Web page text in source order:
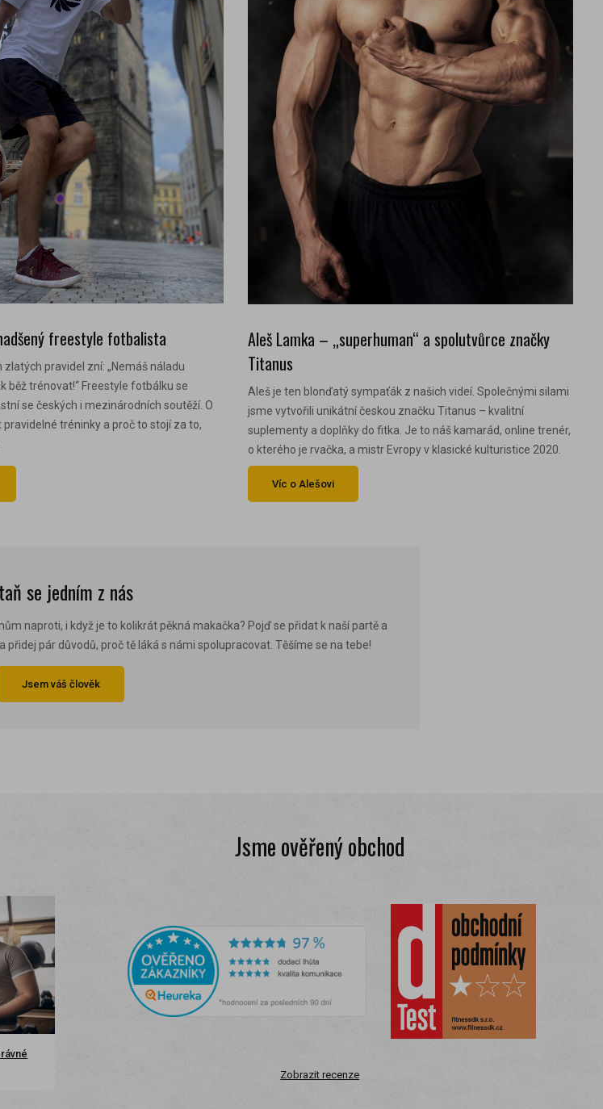
freestyle fotbalista
zlatých pravidel zní: „Nemáš náladu
běž trénovat!“ Freestyle fotbálku se
se českých i mezinárodních soutěží. O
tréninky a proč to stojí za to,
Aleš Lamka – „superhuman“ a spolutvůrce značky
Titanus
Aleš je ten blonďatý sympaťák z našich videí. Společnými silami
jsme vytvořili unikátní českou značku Titanus – kvalitní
suplementy a doplňky do fitka. Je to náš kamarád, online trenér,
o kterého je rvačka, a mistr Evropy v klasické kulturistice 2020.
Víc o Alešovi
se jedním z nás
naproti, i když je to kolikrát pěkná makačka? Pojď se přidat k naší partě a
přidej pár důvodů, proč tě láká s námi spolupracovat. Těšíme se na tebe!
Jsem váš člověk
Jsme ověřený obchod
Zobrazit recenze